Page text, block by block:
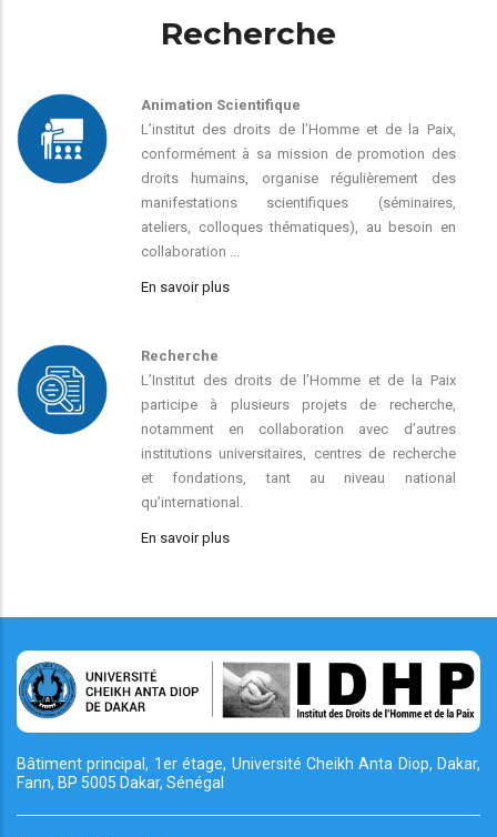
Recherche
Animation Scientifique
L’institut des droits de l’Homme et de la Paix,
conformément à sa mission de promotion des
droits humains, organise régulièrement des
manifestations scientifiques (séminaires,
ateliers, colloques thématiques), au besoin en
collaboration ...
En savoir plus
Recherche
L’Institut des droits de l’Homme et de la Paix
participe à plusieurs projets de recherche,
notamment en collaboration avec d’autres
institutions universitaires, centres de recherche
et fondations, tant au niveau national
qu’international.
En savoir plus
Bâtiment principal, 1er étage, Université CheikhAnta Diop, Dakar,
Fann, BP 5005 Dakar, Sénégal